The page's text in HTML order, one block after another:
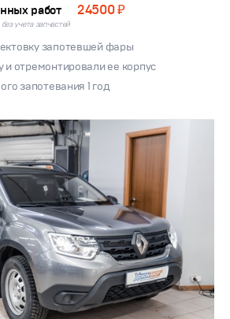
работ 24500 ₽
учета запчастей
запотевшей фары
и отремонтировали ее корпус
запотевания 1 год